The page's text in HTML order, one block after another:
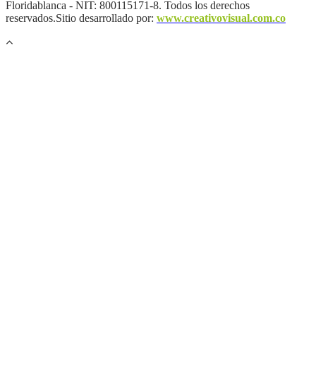
Floridablanca - NIT: 800115171-8. Todos los derechos
reservados.Sitio desarrollado por: www.creativovisual.com.co